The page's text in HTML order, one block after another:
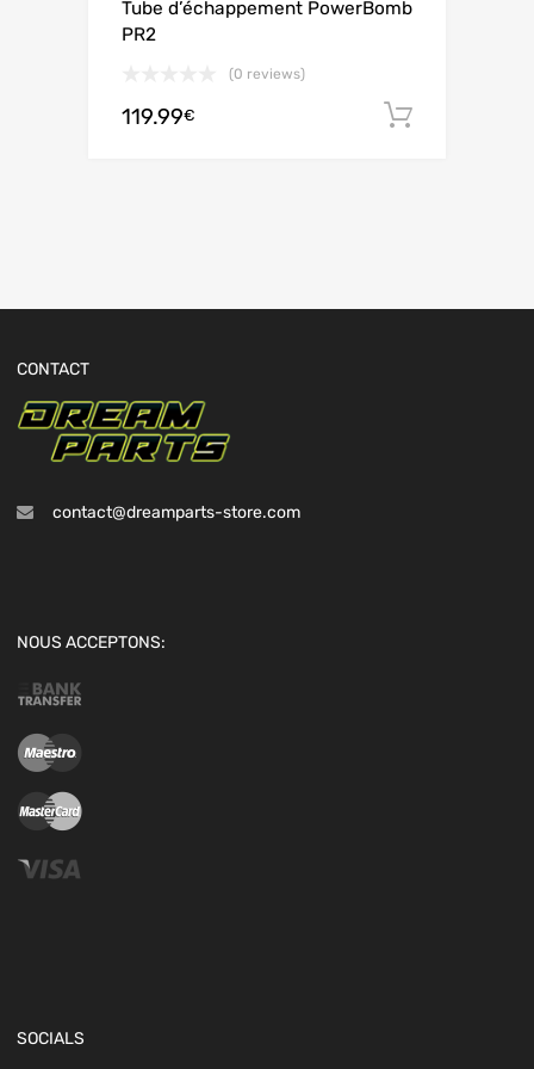
Tube d’échappement PowerBomb
PR2
(0 reviews)
119.99€
CONTACT
contact@dreamparts-store.com
NOUS ACCEPTONS:
SOCIALS